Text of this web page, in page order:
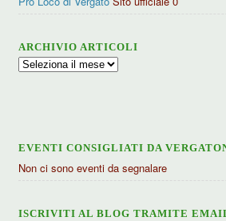
ARCHIVIO ARTICOLI
Archivio
EVENTI CONSIGLIATI DA
Non ci sono eventi da segnalare
ISCRIVITI AL BLOG TRAMITE